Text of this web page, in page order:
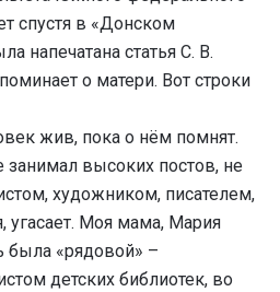
спустя в «Донском
напечатана статья С. В.
о матери. Вот строки
жив, пока о нём помнят.
занимал высоких постов, не
художником, писателем,
угасает. Моя мама, Мария
«рядовой» –
детских библиотек, во